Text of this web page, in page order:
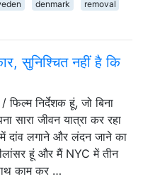
denmark
removal
सुनिश्चित नहीं है कि
निर्देशक हूं, जो बिना
सारा जीवन यात्रा कर रहा
दांव लगाने और लंदन जाने का
हूं और मैं NYC में तीन
काम कर …